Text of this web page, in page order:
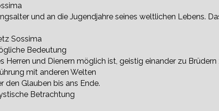
und an die Jugendjahre seines weltlichen Lebens.
Sossima
Bedeutung
Herren und Dienern möglich ist, geistig einander zu
mit anderen Welten
den Glauben bis ans Ende.
Betrachtung